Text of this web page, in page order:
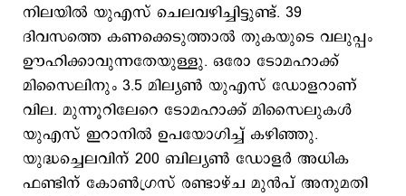
നിലയില്‍ യുഎസ് ചെലവഴിച്ചിട്ടുണ്ട്. 39
ദിവസത്തെ കണക്കെടുത്താല്‍ തുകയുടെ വലുപ്പം
ഊഹിക്കാവുന്നതേയുള്ളു. ഒരോ ടോമഹാക്ക്
മിസൈലിനും 3.5 മില്യണ്‍ യുഎസ് ഡോളറാണ്
വില. മുന്നൂറിലേറെ ടോമഹാക്ക് മിസൈലുകള്‍
യുഎസ് ഇറാനില്‍ ഉപയോഗിച്ച് കഴിഞ്ഞു.
യുദ്ധച്ചെലവിന് 200 ബില്യണ്‍ ഡോളര്‍ അധിക
ഫണ്ടിന് കോണ്‍ഗ്രസ് രണ്ടാഴ്ച മുന്‍പ് അനുമതി